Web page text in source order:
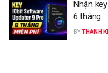
Nhận
6 tháng
BYTHANH